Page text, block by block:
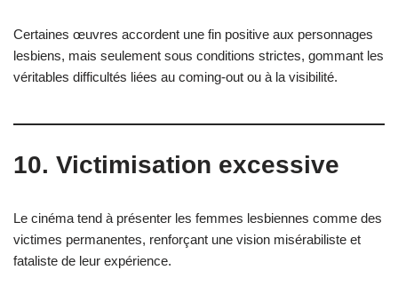
Certaines œuvres accordent une fin positive aux personnages
lesbiens, mais seulement sous conditions strictes, gommant les
véritables difficultés liées au coming-out ou à la visibilité.
10. Victimisation excessive
Le cinéma tend à présenter les femmes lesbiennes comme des
victimes permanentes, renforçant une vision misérabiliste et
fataliste de leur expérience.